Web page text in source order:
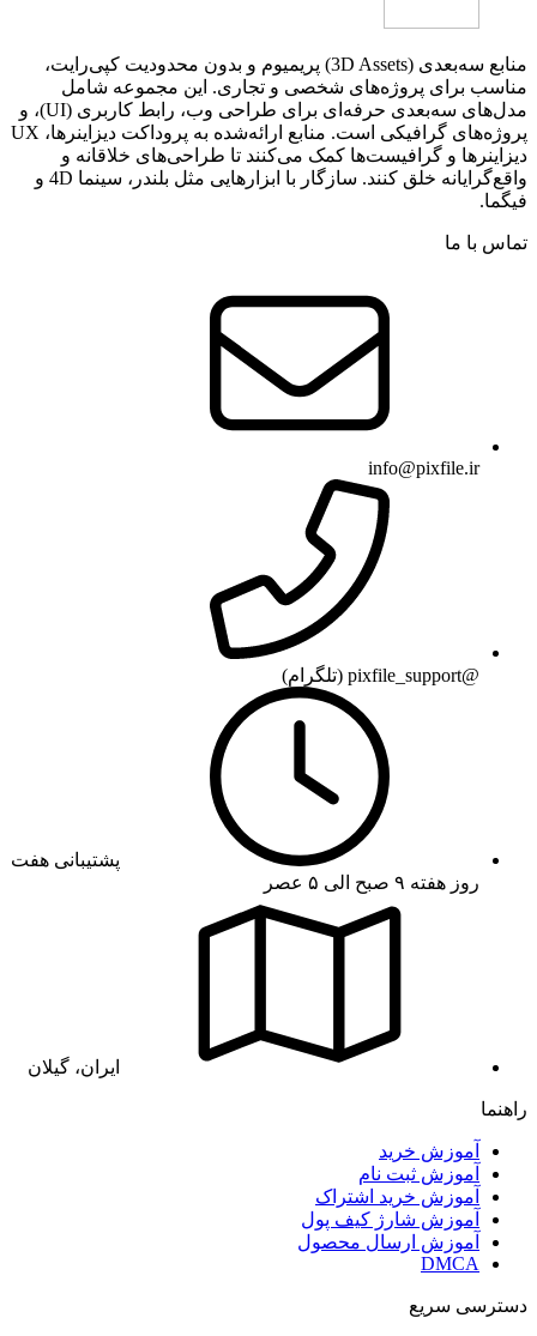
منابع سه‌بعدی (3D Assets) پریمیوم و بدون محدودیت کپی‌رایت،
مناسب برای پروژه‌های شخصی و تجاری. این مجموعه شامل
مدل‌های سه‌بعدی حرفه‌ای برای طراحی وب، رابط کاربری (UI)، و
پروژه‌های گرافیکی است. منابع ارائه‌شده به پروداکت دیزاینرها، UX
دیزاینرها و گرافیست‌ها کمک می‌کنند تا طراحی‌های خلاقانه و
واقع‌گرایانه خلق کنند. سازگار با ابزارهایی مثل بلندر، سینما 4D و
فیگما.
تماس با ما
info@pixfile.ir
@pixfile_support (تلگرام)
پشتیبانی هفت
روز هفته ۹ صبح الی ۵ عصر
ایران، گیلان
راهنما
آموزش خرید
آموزش ثبت نام
آموزش خرید اشتراک
آموزش شارژ کیف پول
آموزش ارسال محصول
DMCA
دسترسی سریع